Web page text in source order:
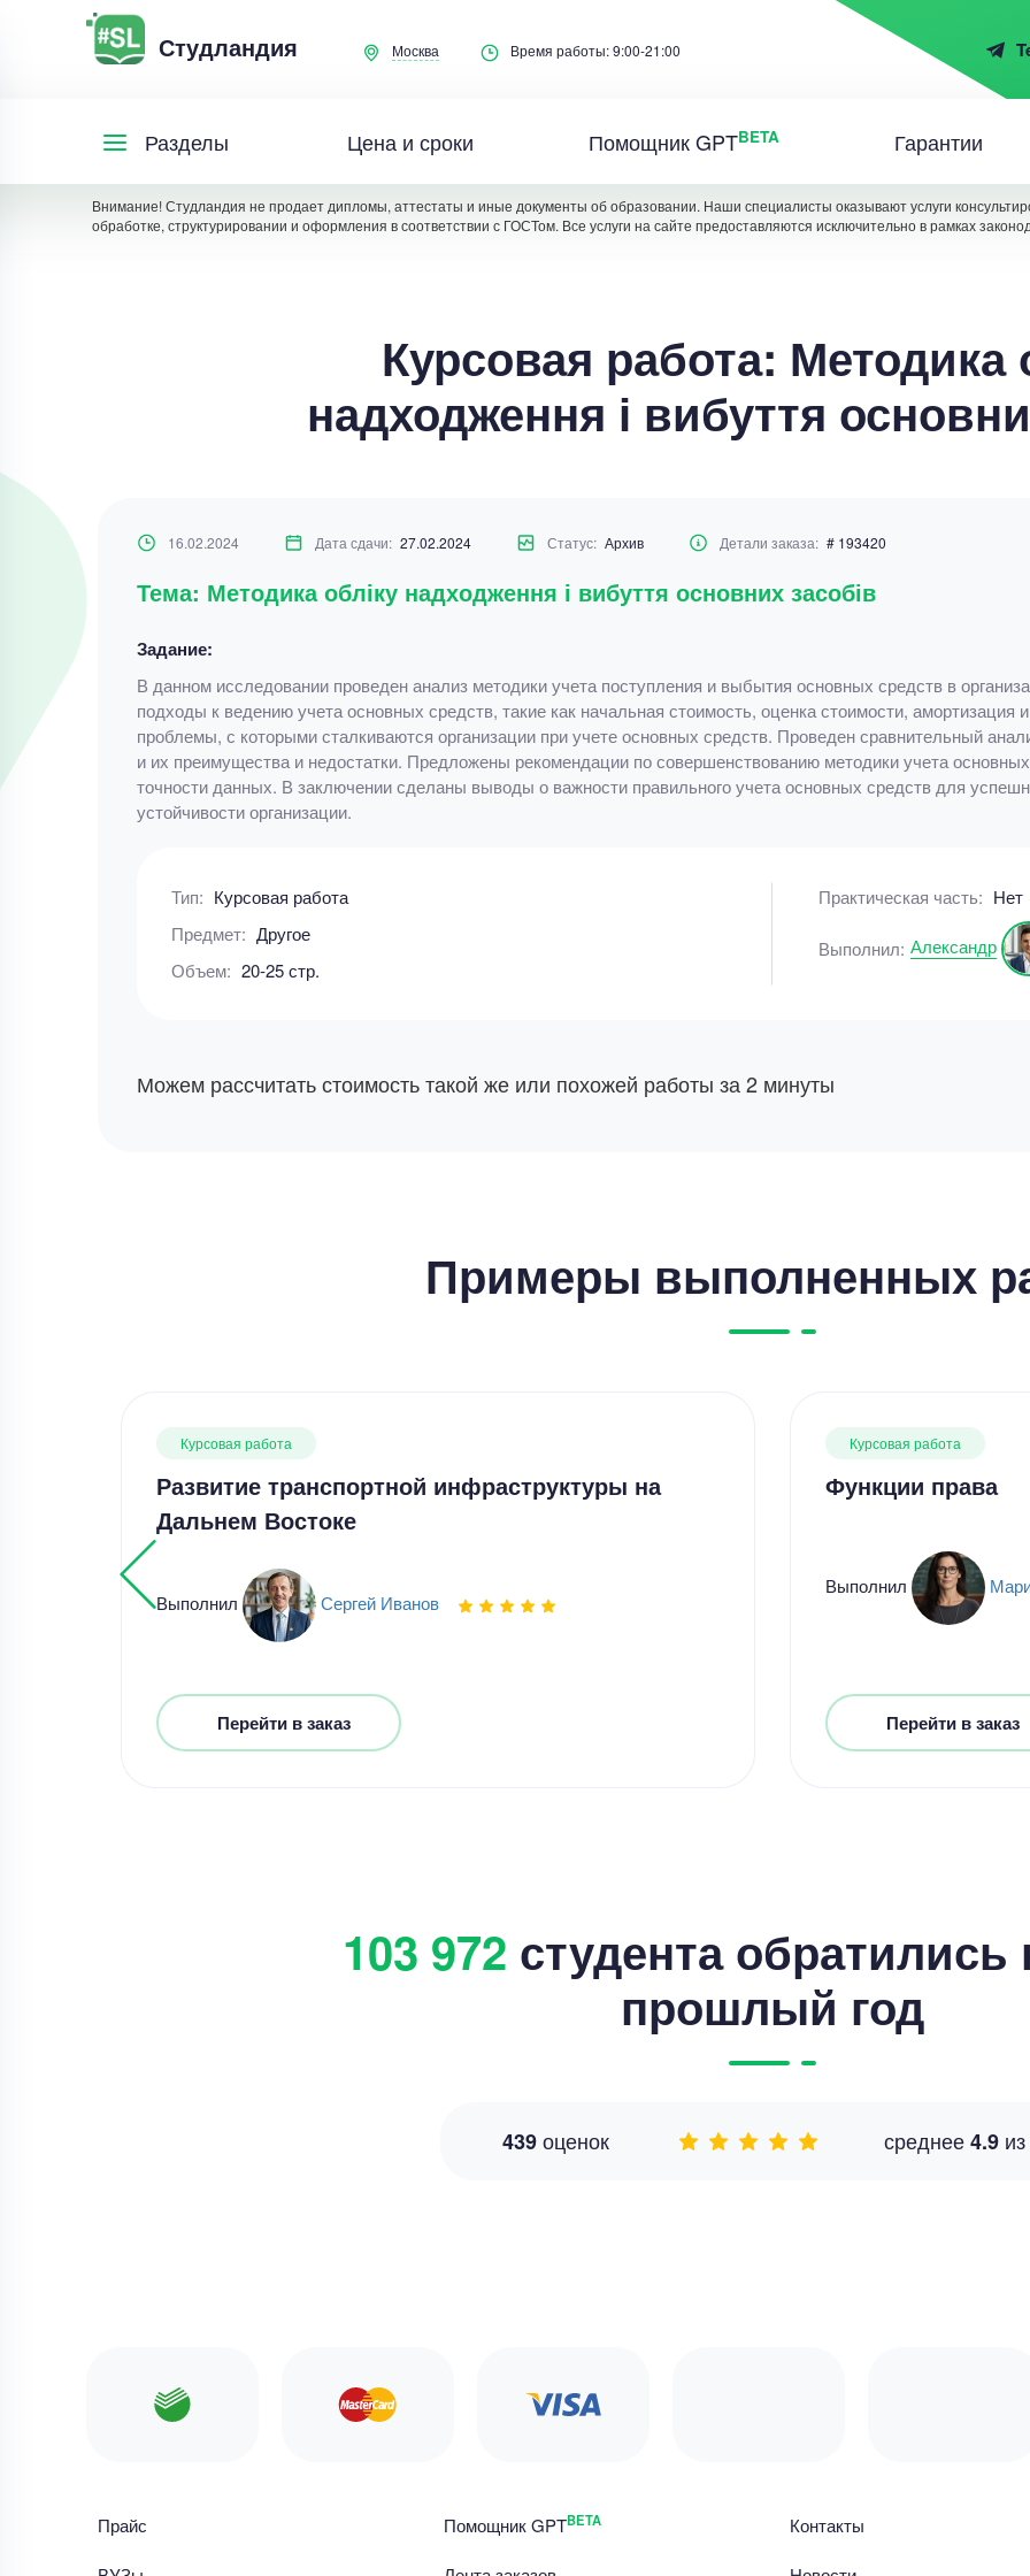
Студландия Москва Время работы: 9:00-21:00
Разделы Цена и сроки Помощник GPTBETA Гарантии
Внимание! Студландия не продает дипломы, аттестаты и иные документы об образовании. Наши специалисты оказывают услуги
обработке, структурировании и оформления в соответствии с ГОСТом. Все услуги на сайте предоставляются исключительно в рамках
Курсовая работа: Методика
надходження і вибуття
16.02.2024 Дата сдачи: 27.02.2024 Статус: Архив Детали заказа: # 193420
Тема: Методика обліку надходження і вибуття основних засобів
Задание:
В данном исследовании проведен анализ методики учета поступления и выбытия основных средств в
подходы к ведению учета основных средств, такие как начальная стоимость, оценка стоимости,
проблемы, с которыми сталкиваются организации при учете основных средств. Проведен сравнительный
и их преимущества и недостатки. Предложены рекомендации по совершенствованию методики учета
точности данных. В заключении сделаны выводы о важности правильного учета основных средств для
устойчивости организации.
Тип: Курсовая работа
Предмет: Другое
Объем: 20-25 стр.
Практическая часть: Нет
Выполнил: Александр
Можем рассчитать стоимость такой же или похожей работы за 2 минуты
Примеры выполненных
Курсовая работа
Развитие транспортной инфраструктуры на
Дальнем Востоке
Выполнил Сергей Иванов
Перейти в заказ
Курсовая работа
Функции права
Выполнил
Перейти в заказ
103 972 студента обратились
прошлый год
439оценок среднее4.9 из
Прайс Помощник GPTBETA Контакты